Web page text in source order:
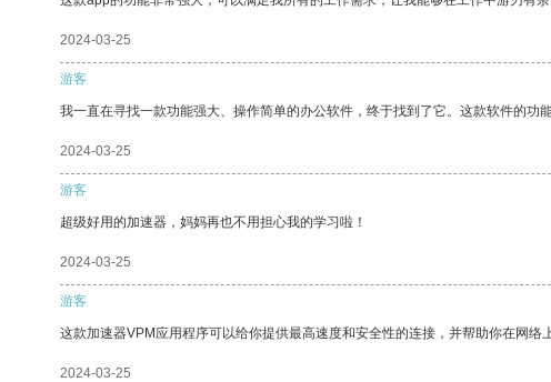
2024-03-25
游客
我一直在寻找一款功能强大、操作简单的办公软件，终于找到了它。这款软件的功
2024-03-25
游客
超级好用的加速器，妈妈再也不用担心我的学习啦！
2024-03-25
游客
这款加速器VPM应用程序可以给你提供最高速度和安全性的连接，并帮助你在网络
2024-03-25